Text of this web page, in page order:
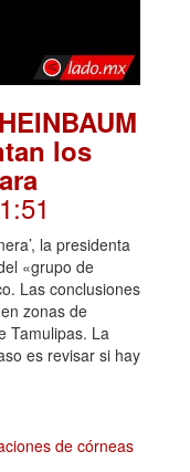
los
la presidenta
«grupo de
Las conclusiones
zonas de
Tamulipas. La
es revisar si hay